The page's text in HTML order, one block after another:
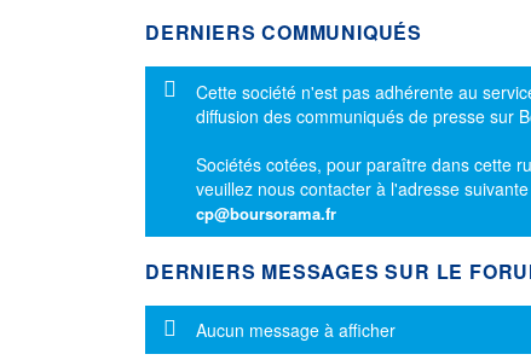
DERNIERS COMMUNIQUÉS
Message d'information
Cette société n'est pas adhérente au
diffusion des communiqués de presse sur
Sociétés cotées, pour paraître dans cette
veuillez nous contacter à l'adresse
cp@boursorama.fr
DERNIERS MESSAGES SUR LE
Message d'information
Aucun message à afficher